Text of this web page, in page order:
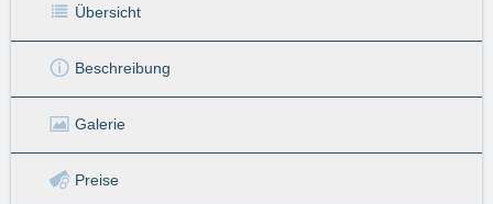
Übersicht
Beschreibung
Galerie
Preise